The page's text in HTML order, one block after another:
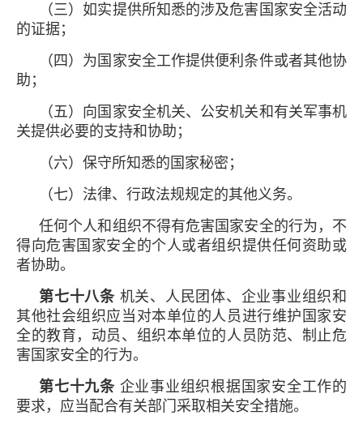
（三）如实提供所知悉的涉及危害国家安全活动
的证据；
（四）为国家安全工作提供便利条件或者其他协
助；
（五）向国家安全机关、公安机关和有关军事机
关提供必要的支持和协助；
（六）保守所知悉的国家秘密；
（七）法律、行政法规规定的其他义务。
任何个人和组织不得有危害国家安全的行为，不
得向危害国家安全的个人或者组织提供任何资助或
者协助。
第七十八条 机关、人民团体、企业事业组织和
其他社会组织应当对本单位的人员进行维护国家安
全的教育，动员、组织本单位的人员防范、制止危
害国家安全的行为。
第七十九条 企业事业组织根据国家安全工作的
要求，应当配合有关部门采取相关安全措施。